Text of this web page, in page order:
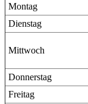
Montag
Dienstag
Mittwoch
Donnerstag
Freitag